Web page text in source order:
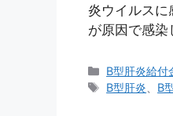
炎ウイルスに
が原因で感
カ
テ
B型肝炎給付
タ
B型肝炎 B